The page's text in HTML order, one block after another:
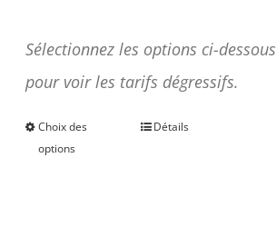
Sélectionnez les options ci-dessous
pour voir les tarifs dégressifs.
Choix des
options
CeDétails